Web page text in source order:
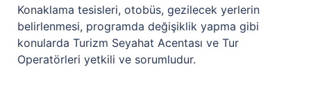
Konaklama tesisleri, otobüs, gezilecek yerlerin
belirlenmesi, programda değişiklik yapma gibi
konularda Turizm Seyahat Acentası ve Tur
Operatörleri yetkili ve sorumludur.